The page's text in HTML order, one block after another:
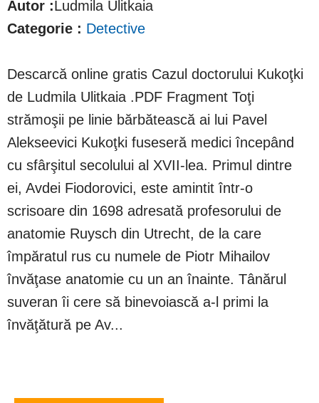
Autor :Ludmila Ulitkaia
Categorie : Detective
Descarcă online gratis Cazul doctorului Kukoţki
de Ludmila Ulitkaia .PDF Fragment Toţi
strămoşii pe linie bărbătească ai lui Pavel
Alekseevici Kukoţki fuseseră medici începând
cu sfârşitul secolului al XVII-lea. Primul dintre
ei, Avdei Fiodorovici, este amintit într-o
scrisoare din 1698 adresată profesorului de
anatomie Ruysch din Utrecht, de la care
împăratul rus cu numele de Piotr Mihailov
învăţase anatomie cu un an înainte. Tânărul
suveran îi cere să binevoiască a-l primi la
învăţătură pe Av...